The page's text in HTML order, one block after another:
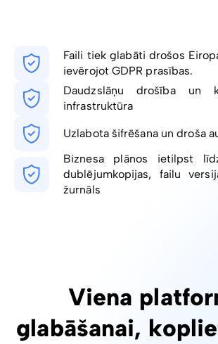
Faili tiek glabāti drošos
ievērojot GDPR prasības.
Daudzslāņu drošība un
infrastruktūra
Uzlabota šifrēšana un droša
Biznesa plānos ietilpst
dublējumkopijas, failu
žurnāls
Viena
glabāšanai,